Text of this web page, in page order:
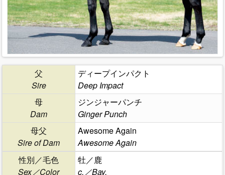
父
Sire
ディープインパクト
Deep Impact
母
Dam
ジンジャーパンチ
Ginger Punch
母父
Sire of Dam
Awesome Again
Awesome Again
性別／毛色
Sex／Color
牡／鹿
c.／Bay.